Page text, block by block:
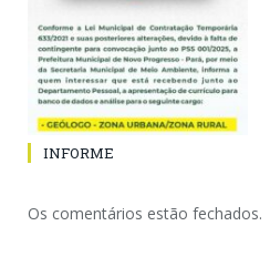
INFORME
Os comentários estão fechados.